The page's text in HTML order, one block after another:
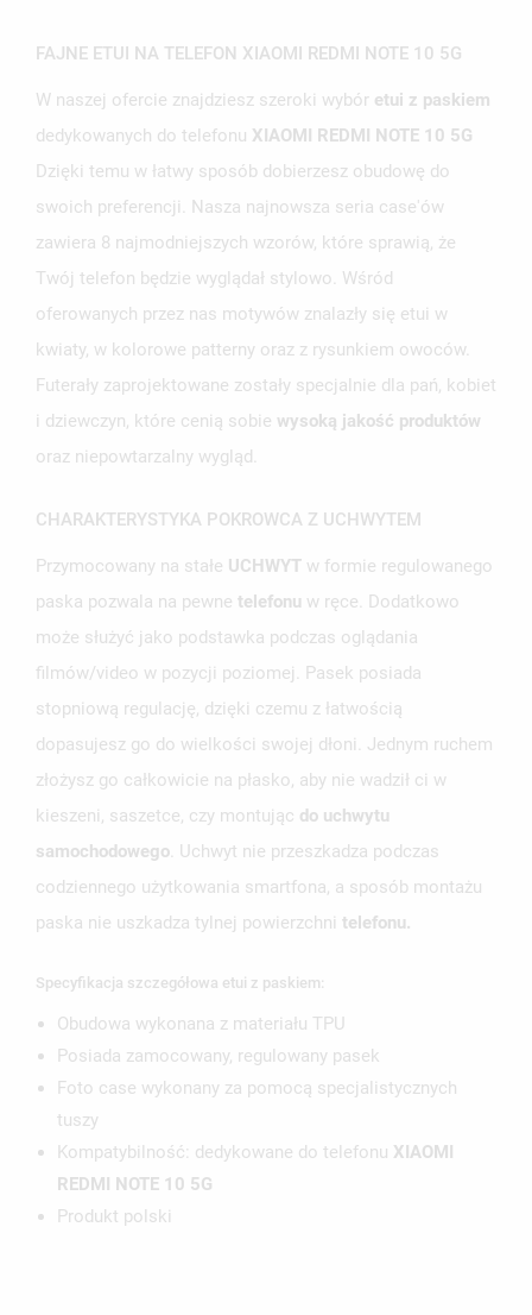
FAJNE ETUI NA TELEFON XIAOMI REDMI NOTE 10 5G
W naszej ofercie znajdziesz szeroki wybór etui z paskiem
dedykowanych do telefonu XIAOMI REDMI NOTE 10 5G
Dzięki temu w łatwy sposób dobierzesz obudowę do
swoich preferencji. Nasza najnowsza seria case'ów
zawiera 8 najmodniejszych wzorów, które sprawią, że
Twój telefon będzie wyglądał stylowo. Wśród
oferowanych przez nas motywów znalazły się etui w
kwiaty, w kolorowe patterny oraz z rysunkiem owoców.
Futerały zaprojektowane zostały specjalnie dla pań, kobiet
i dziewczyn, które cenią sobie wysoką jakość produktów
oraz niepowtarzalny wygląd.
CHARAKTERYSTYKA POKROWCA Z UCHWYTEM
Przymocowany na stałe UCHWYT w formie regulowanego
paska pozwala na pewne telefonu w ręce. Dodatkowo
może służyć jako podstawka podczas oglądania
filmów/video w pozycji poziomej. Pasek posiada
stopniową regulację, dzięki czemu z łatwością
dopasujesz go do wielkości swojej dłoni. Jednym ruchem
złożysz go całkowicie na płasko, aby nie wadził ci w
kieszeni, saszetce, czy montując do uchwytu
samochodowego . Uchwyt nie przeszkadza podczas
codziennego użytkowania smartfona, a sposób montażu
paska nie uszkadza tylnej powierzchni telefonu.
Specyfikacja szczegółowa etui z paskiem:
Obudowa wykonana z materiału TPU
Posiada zamocowany, regulowany pasek
Foto case wykonany za pomocą specjalistycznych
tuszy
Kompatybilność: dedykowane do telefonu XIAOMI
REDMI NOTE 10 5G
Produkt polski
MOJE LISTY ŻYCZEŃ
add_circle_outlineUTWÓRZ NOWĄ LISTĘ
UTWÓRZ LISTĘ ŻYCZEŃ
ANULUJ UTWÓRZ LISTĘ ŻYCZEŃ
ZALOGUJ SIĘ
MUSISZ BYĆ ZALOGOWANY BY ZAPISAĆ PRODUKTY NA
SWOJEJ LIŚCIE ŻYCZEŃ.
ANULUJ ZALOGUJ SIĘ